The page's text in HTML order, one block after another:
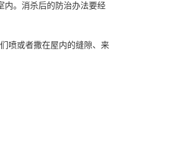
内。消杀后的防治办法要经
喷或者撒在屋内的缝隙、来